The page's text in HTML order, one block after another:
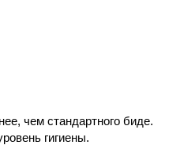
чем стандартного биде.
гигиены.